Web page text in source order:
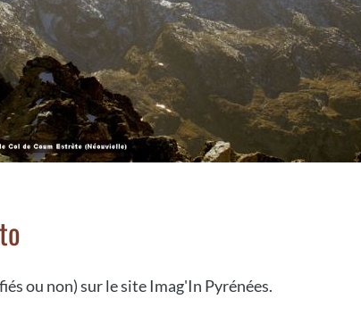
ou non) sur le site Imag'In Pyrénées.